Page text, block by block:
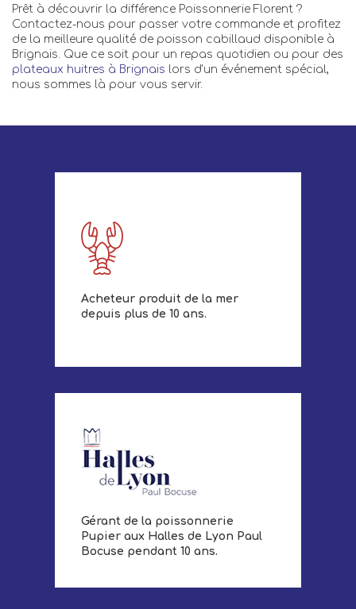
Prêt à découvrir la différence Poissonnerie Florent ?
Contactez-nous pour passer votre commande et profitez
de la meilleure qualité de poisson cabillaud disponible à
Brignais. Que ce soit pour un repas quotidien ou pour des
plateaux huitres à Brignais lors d'un événement spécial,
nous sommes là pour vous servir.
Acheteur produit de la mer
depuis plus de 10 ans.
Gérant de la poissonnerie
Pupier aux Halles de Lyon Paul
Bocuse pendant 10 ans.